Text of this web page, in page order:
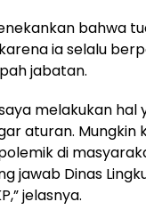
bahwa
ia selalu
jabatan.
melakukan hal
aturan. Mungkin
di
jawab Dinas
jelasnya.